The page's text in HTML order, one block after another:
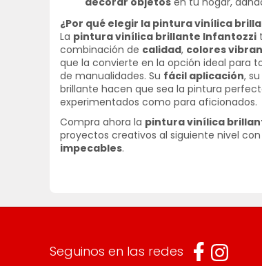
¿Por qué elegir la pintura vinílica
La pintura vinílica brillante Infantozzi
combinación de calidad, colores
que la convierte en la opción ideal para
de manualidades. Su fácil aplicación, su
brillante hacen que sea la pintura
experimentados como para aficionados.
Compra ahora la pintura vinílica
proyectos creativos al siguiente nivel con
impecables.
Seguinos en las redes